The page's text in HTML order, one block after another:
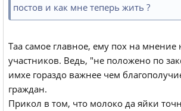
постов и как мне теперь жить ?
Таа самое главное, ему пох на мнение
участников. Ведь, "не положено по
имхе гораздо важнее чем
граждан.
Прикол в том, что молоко да яйки